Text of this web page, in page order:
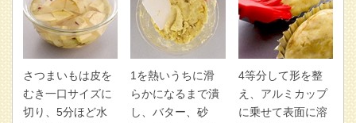
さつまいもは皮を
むき一口サイズに
切り、5分ほど水
1を熱いうちに滑
らかになるまで潰
し、バター、砂
4等分して形を整
え、アルミカップ
に乗せて表面に溶